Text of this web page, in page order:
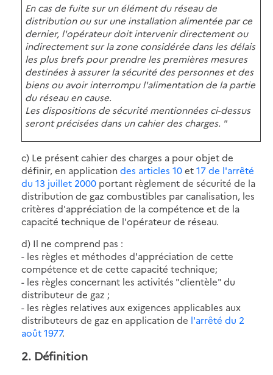
En cas de fuite sur un élément du réseau de
distribution ou sur une installation alimentée par ce
dernier, l'opérateur doit intervenir directement ou
indirectement sur la zone considérée dans les délais
les plus brefs pour prendre les premières mesures
destinées à assurer la sécurité des personnes et des
biens ou avoir interrompu l'alimentation de la partie
du réseau en cause.
Les dispositions de sécurité mentionnées ci-dessus
seront précisées dans un cahier des charges. "
c) Le présent cahier des charges a pour objet de
définir, en application des articles 10et17 de l'arrêté
du 13 juillet 2000 portant règlement de sécurité de la
distribution de gaz combustibles par canalisation, les
critères d'appréciation de la compétence et de la
capacité technique de l'opérateur de réseau.
d) Il ne comprend pas :
- les règles et méthodes d'appréciation de cette
compétence et de cette capacité technique;
- les règles concernant les activités "clientèle" du
distributeur de gaz ;
- les règles relatives aux exigences applicables aux
distributeurs de gaz en application de l'arrêté du 2
août 1977.
2. Définition